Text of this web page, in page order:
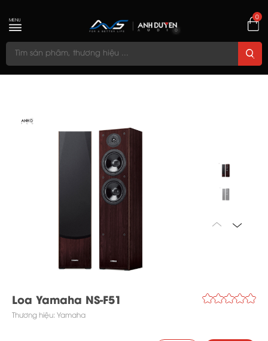
0
MENU
Loa Yamaha NS-F51
Thương hiệu: Yamaha